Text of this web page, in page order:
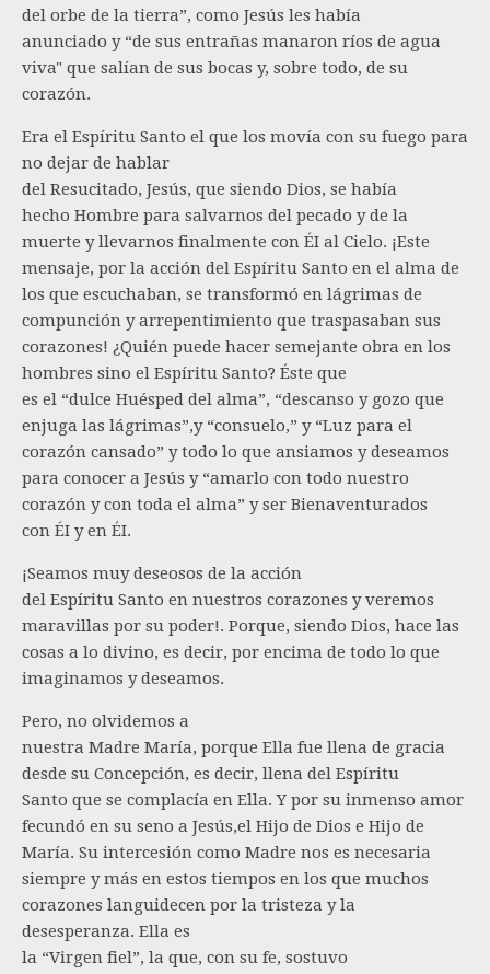
del orbe de la tierra”, como Jesús les había
anunciado y “de sus entrañas manaron ríos de agua
viva" que salían de sus bocas y, sobre todo, de su
corazón.
Era el Espíritu Santo el que los movía con su fuego para
no dejar de hablar
del Resucitado, Jesús, que siendo Dios, se había
hecho Hombre para salvarnos del pecado y de la
muerte y llevarnos finalmente con ÉI al Cielo. ¡Este
mensaje, por la acción del Espíritu Santo en el alma de
los que escuchaban, se transformó en lágrimas de
compunción y arrepentimiento que traspasaban sus
corazones! ¿Quién puede hacer semejante obra en los
hombres sino el Espíritu Santo? Éste que
es el “dulce Huésped del alma”, “descanso y gozo que
enjuga las lágrimas”,y “consuelo,” y “Luz para el
corazón cansado” y todo lo que ansiamos y deseamos
para conocer a Jesús y “amarlo con todo nuestro
corazón y con toda el alma” y ser Bienaventurados
con ÉI y en ÉI.
¡Seamos muy deseosos de la acción
del Espíritu Santo en nuestros corazones y veremos
maravillas por su poder!. Porque, siendo Dios, hace las
cosas a lo divino, es decir, por encima de todo lo que
imaginamos y deseamos.
Pero, no olvidemos a
nuestra Madre María, porque Ella fue llena de gracia
desde su Concepción, es decir, llena del Espíritu
Santo que se complacía en Ella. Y por su inmenso amor
fecundó en su seno a Jesús,el Hijo de Dios e Hijo de
María. Su intercesión como Madre nos es necesaria
siempre y más en estos tiempos en los que muchos
corazones languidecen por la tristeza y la
desesperanza. Ella es
la “Virgen fiel”, la que, con su fe, sostuvo